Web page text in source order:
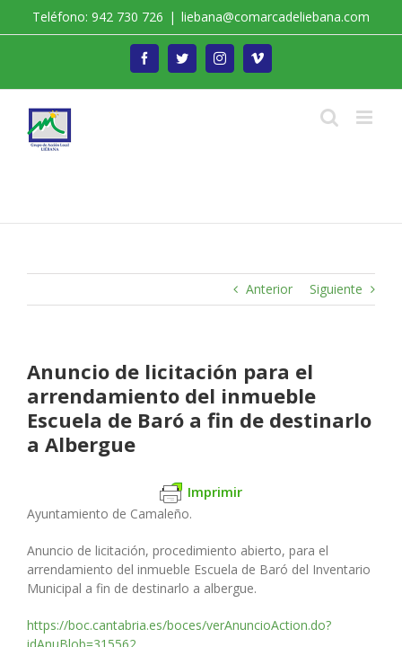
Teléfono: 942 730 726 | liebana@comarcadeliebana.com
FacebookTwitterInstagramVimeo
Anterior Siguiente
Anuncio de licitación para el
arrendamiento del inmueble
Escuela de Baró a fin de destinarlo
a Albergue
Imprimir
Ayuntamiento de Camaleño.
Anuncio de licitación, procedimiento abierto, para el
arrendamiento del inmueble Escuela de Baró del Inventario
Municipal a fin de destinarlo a albergue.
https://boc.cantabria.es/boces/verAnuncioAction.do?